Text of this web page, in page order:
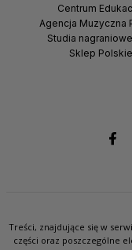
Centrum
Agencja Muzyczna
Studia
Sklep
Treści, znajdujące się w
części oraz poszczególne